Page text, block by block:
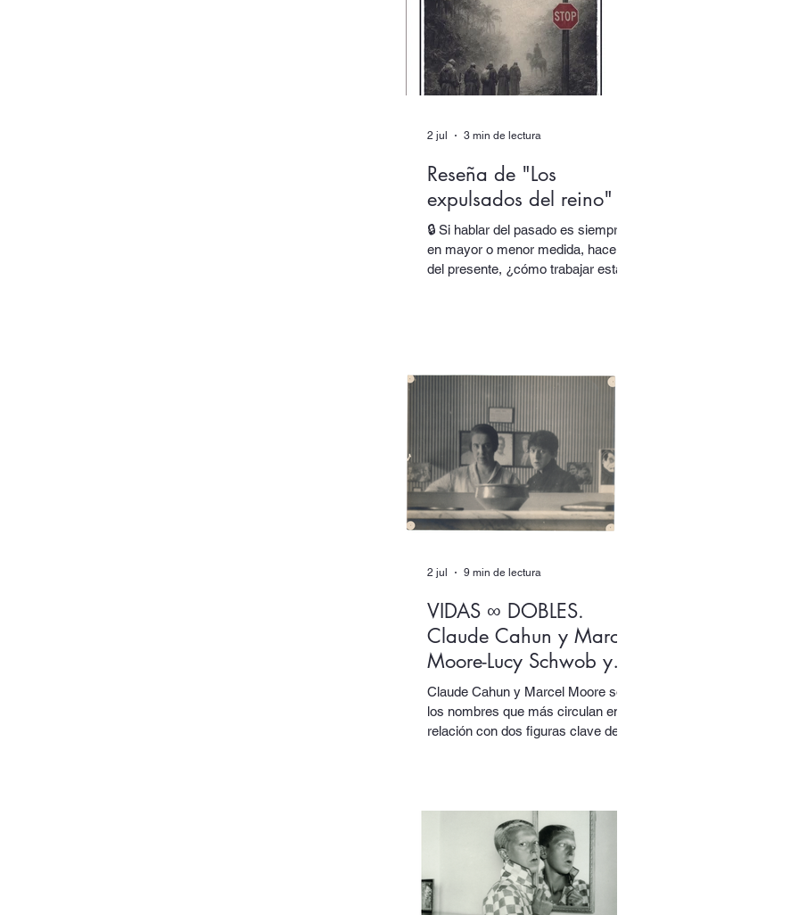
asistimos incluso al nacimiento de
una nueva voz. En “Autor colectivo”,
el nuevo episodio del podcast de
Quimera, traslada
Reseña de "Los
expulsados del reino"
🔒 Si hablar del pasado es siempre,
en mayor o menor medida, hacerlo
del presente, ¿cómo trabajar esta
dimensiones, más que dialogar, se
solapan en un mutuo extrañamiento
del que ninguna sale intocada.
2 jul 3 min de lectura
VIDAS ∞ DOBLES.
Claude Cahun y Marcel
Moore-Lucy Schwob y
Suzanne Malherbe
Claude Cahun y Marcel Moore son
los nombres que más circulan en
relación con dos figuras clave del
ilustradora. Artista de performance
y fotógrafa. Introvertide y
extrovertida. Leyendas de la
vanguardia y combatientes de la
resistencia.
2 jul 9 min de lectura